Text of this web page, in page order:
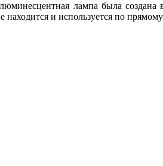
лампа была
находится и используется по